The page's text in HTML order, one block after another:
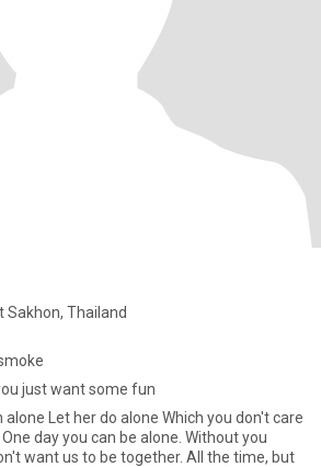
Sakhon, Thailand
just want some fun
Let her do alone Which you don't care
day you can be alone. Without you
want us to be together. All the time, but